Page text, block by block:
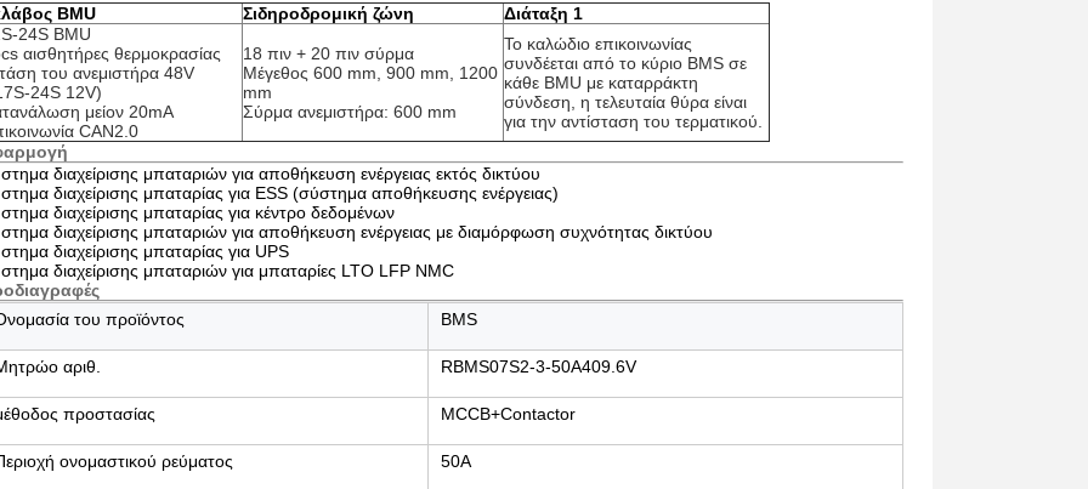
BMU Σιδηροδρομική ζώνη
Διάταξη 1
24S BMU
αισθητήρες θερμοκρασίας
του ανεμιστήρα 48V
24S 12V)
μείον 20mA
CAN2.0
18 πιν + 20 πιν σύρμα
Μέγεθος 600 mm, 900 mm, 1200
mm
Σύρμα ανεμιστήρα: 600 mm
Το καλώδιο επικοινωνίας
συνδέεται από το κύριο BMS σε
κάθε BMU με καταρράκτη
σύνδεση, η τελευταία θύρα είναι
για την αντίσταση του τερματικού.
διαχείρισης μπαταριών για αποθήκευση ενέργειας εκτός δικτύου
διαχείρισης μπαταρίας για ESS (σύστημα αποθήκευσης ενέργειας)
διαχείρισης μπαταρίας για κέντρο δεδομένων
διαχείρισης μπαταριών για αποθήκευση ενέργειας με διαμόρφωση συχνότητας δικτύου
διαχείρισης μπαταρίας για UPS
διαχείρισης μπαταριών για μπαταρίες LTO LFP NMC
του προϊόντος
BMS
αριθ. RBMS07S2-3-50A409.6V
προστασίας MCCB+Contactor
ονομαστικού ρεύματος 50Α